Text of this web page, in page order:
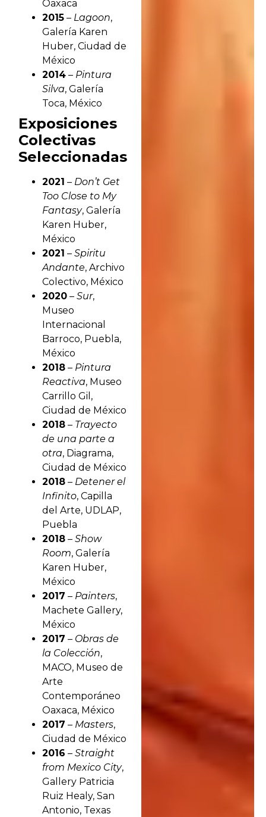
Oaxaca
2015 – Lagoon,
Galería Karen
Huber, Ciudad de
México
2014 – Pintura
Silva, Galería
Toca, México
Exposiciones
Colectivas
Seleccionadas
2021 – Don’t Get
Too Close to My
Fantasy, Galería
Karen Huber,
México
2021 –Spiritu
Andante, Archivo
Colectivo, México
2020 –Sur,
Museo
Internacional
Barroco, Puebla,
México
2018 – Pintura
Reactiva, Museo
Carrillo Gil,
Ciudad de México
2018 – Trayecto
de una parte a
otra, Diagrama,
Ciudad de México
2018 – Detener el
Infinito, Capilla
del Arte, UDLAP,
Puebla
2018 –Show
Room, Galería
Karen Huber,
México
2017 – Painters,
Machete Gallery,
México
2017 – Obras de
la Colección,
MACO, Museo de
Arte
Contemporáneo
Oaxaca, México
2017 – Masters,
Ciudad de México
2016 –Straight
from Mexico City,
Gallery Patricia
Ruiz Healy, San
Antonio, Texas